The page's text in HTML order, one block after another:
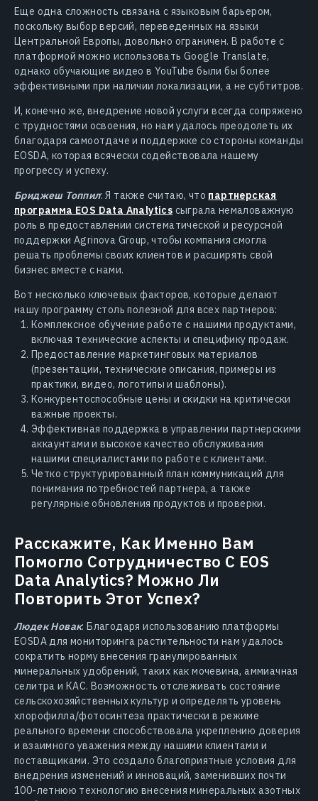
Еще одна сложность связана с языковым барьером,
поскольку выбор версий, переведенных на языки
Центральной Европы, довольно ограничен. В работе с
платформой можно использовать Google Translate,
однако обучающие видео в YouTube были бы более
эффективными при наличии локализации, а не субтитров.
И, конечно же, внедрение новой услуги всегда сопряжено
с трудностями освоения, но нам удалось преодолеть их
благодаря самоотдаче и поддержке со стороны команды
EOSDA, которая всячески содействовала нашему
прогрессу и успеху.
Бриджеш Топпил: Я также считаю, что партнерская
программа EOS Data Analytics сыграла немаловажную
роль в предоставлении систематической и ресурсной
поддержки Agrinova Group, чтобы компания смогла
решать проблемы своих клиентов и расширять свой
бизнес вместе с нами.
Вот несколько ключевых факторов, которые делают
нашу программу столь полезной для всех партнеров:
Комплексное обучение работе с нашими продуктами,
включая технические аспекты и специфику продаж.
Предоставление маркетинговых материалов
(презентации, технические описания, примеры из
практики, видео, логотипы и шаблоны).
Конкурентоспособные цены и скидки на критически
важные проекты.
Эффективная поддержка в управлении партнерскими
аккаунтами и высокое качество обслуживания
нашими специалистами по работе с клиентами.
Четко структурированный план коммуникаций для
понимания потребностей партнера, а также
регулярные обновления продуктов и проверки.
Расскажите, Как Именно Вам
Помогло Сотрудничество С EOS
Data Analytics? Можно Ли
Повторить Этот Успех?
Людек Новак: Благодаря использованию платформы
EOSDA для мониторинга растительности нам удалось
сократить норму внесения гранулированных
минеральных удобрений, таких как мочевина, аммиачная
селитра и КАС. Возможность отслеживать состояние
сельскохозяйственных культур и определять уровень
хлорофилла/фотосинтеза практически в режиме
реального времени способствовала укреплению доверия
и взаимного уважения между нашими клиентами и
поставщиками. Это создало благоприятные условия для
внедрения изменений и инноваций, заменивших почти
100-летнюю технологию внесения минеральных азотных